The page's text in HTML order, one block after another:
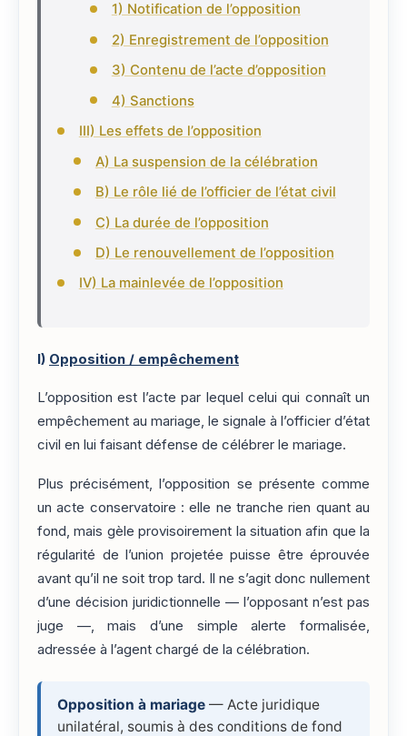
1) Notification de l’opposition
2) Enregistrement de l’opposition
3) Contenu de l’acte d’opposition
4) Sanctions
III) Les effets de l’opposition
A) La suspension de la célébration
B) Le rôle lié de l’officier de l’état civil
C) La durée de l’opposition
D) Le renouvellement de l’opposition
IV) La mainlevée de l’opposition
I) Opposition / empêchement
L’opposition est l’acte par lequel celui qui connaît un
empêchement au mariage, le signale à l’officier d’état
civil en lui faisant défense de célébrer le mariage.
Plus précisément, l’opposition se présente comme
un acte conservatoire : elle ne tranche rien quant au
fond, mais gèle provisoirement la situation afin que la
régularité de l’union projetée puisse être éprouvée
avant qu’il ne soit trop tard. Il ne s’agit donc nullement
d’une décision juridictionnelle — l’opposant n’est pas
juge —, mais d’une simple alerte formalisée,
adressée à l’agent chargé de la célébration.
Opposition à mariage — Acte juridique
unilatéral, soumis à des conditions de fond